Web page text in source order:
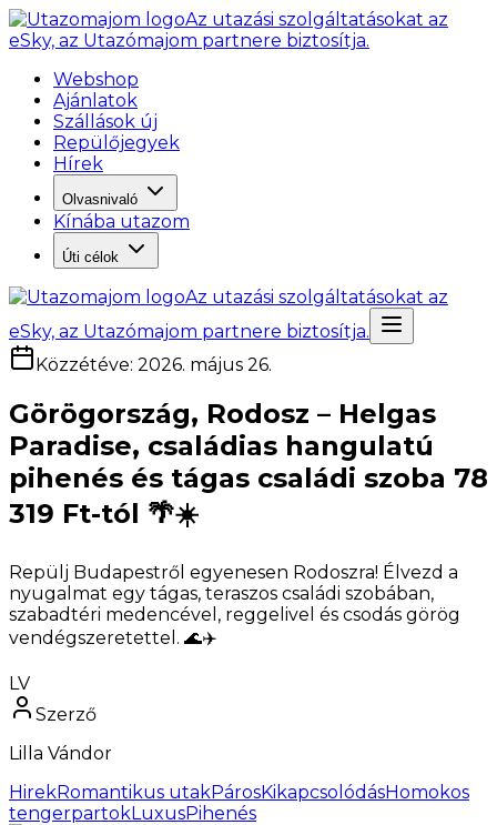
Az utazási szolgáltatásokat az
eSky, az Utazómajom partnere biztosítja.
Webshop
Ajánlatok
Szállások új
Repülőjegyek
Hírek
Olvasnivaló
Kínába utazom
Úti célok
Az utazási szolgáltatásokat az
eSky, az Utazómajom partnere biztosítja.
Közzétéve: 2026. május 26.
Görögország, Rodosz – Helgas
Paradise, családias hangulatú
pihenés és tágas családi szoba 78
319 Ft-tól 🌴☀️
Repülj Budapestről egyenesen Rodoszra! Élvezd a
nyugalmat egy tágas, teraszos családi szobában,
szabadtéri medencével, reggelivel és csodás görög
vendégszeretettel. 🌊✈️
LV
Szerző
Lilla Vándor
HirekRomantikus utakPárosKikapcsolódásHomokos
tengerpartokLuxusPihenés